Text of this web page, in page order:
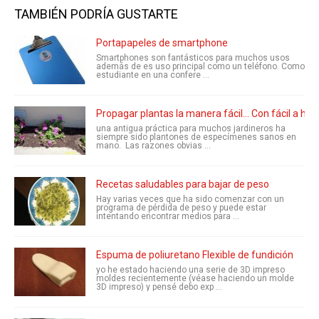
TAMBIÉN PODRÍA GUSTARTE
Portapapeles de smartphone
Smartphones son fantásticos para muchos usos
además de es uso principal como un teléfono. Como
estudiante en una confere ...
Propagar plantas la manera fácil... Con fácil a
una antigua práctica para muchos jardineros ha
siempre sido plantones de especímenes sanos en
mano. Las razones obvias ...
Recetas saludables para bajar de peso
Hay varias veces que ha sido comenzar con un
programa de pérdida de peso y puede estar
intentando encontrar medios para ...
Espuma de poliuretano Flexible de fundición
yo he estado haciendo una serie de 3D impreso
moldes recientemente (véase haciendo un molde
3D impreso) y pensé debo exp ...